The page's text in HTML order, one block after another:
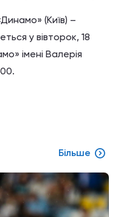
(Київ) –
у вівторок, 18
імені Валерія
Більше